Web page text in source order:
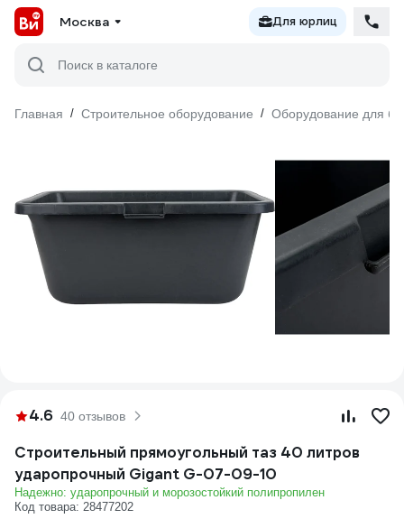
Москва Для юрлиц
Поиск в каталоге
Главная / Строительное оборудование / Оборудование для
4.6 40 отзывов
Строительный прямоугольный таз 40 литров
ударопрочный Gigant G-07-09-10
Надежно: ударопрочный и морозостойкий полипропилен
Код товара: 28477202